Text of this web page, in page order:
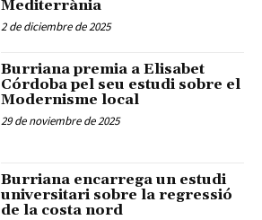
Mediterrània
2 de diciembre de 2025
Burriana premia a Elisabet
Córdoba pel seu estudi sobre el
Modernisme local
29 de noviembre de 2025
Burriana encarrega un estudi
universitari sobre la regressió
de la costa nord